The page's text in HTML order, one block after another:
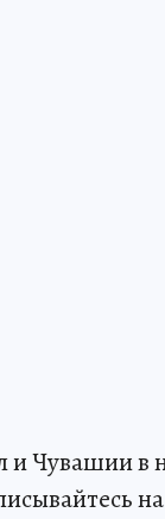
и Чувашии в